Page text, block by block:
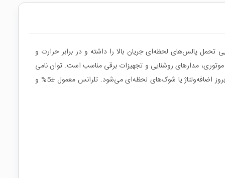
پالس‌های لحظه‌ای جریان بالا را داشته و در برابر حرارت و
تغذیه، درایورهای موتوری، مدارهای روشنایی و تجهیزات برقی مناسب است. توان نامی
1 وات نشان می‌دهد که این قطعه در شرایط کاری عادی قادر به دفع گرمای تولیدی است، در حالی که ساختار مقاوم آن باعث عملکرد مطمئن در زمان بروز اضافه‌ولتاژ یا شوک‌های لحظه‌ای می‌شود. تلرانس معمول ±5% و